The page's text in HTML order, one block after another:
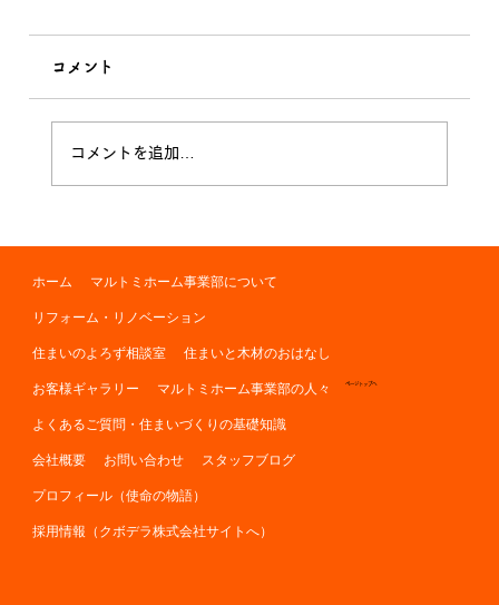
コメント
コメントを追加…
ホーム マルトミホーム事業部について
リフォーム・リノベーション
住まいのよろず相談室 住まいと木材のおはなし
お客様ギャラリー マルトミホーム事業部の人々
よくあるご質問・住まいづくりの基礎知識
会社概要 お問い合わせ スタッフブログ
プロフィール（使命の物語）
採用情報（クボデラ株式会社サイトへ）
ページトップへ